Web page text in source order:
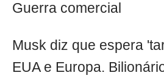
Guerra comercial
Musk diz que espera
EUA e Europa.